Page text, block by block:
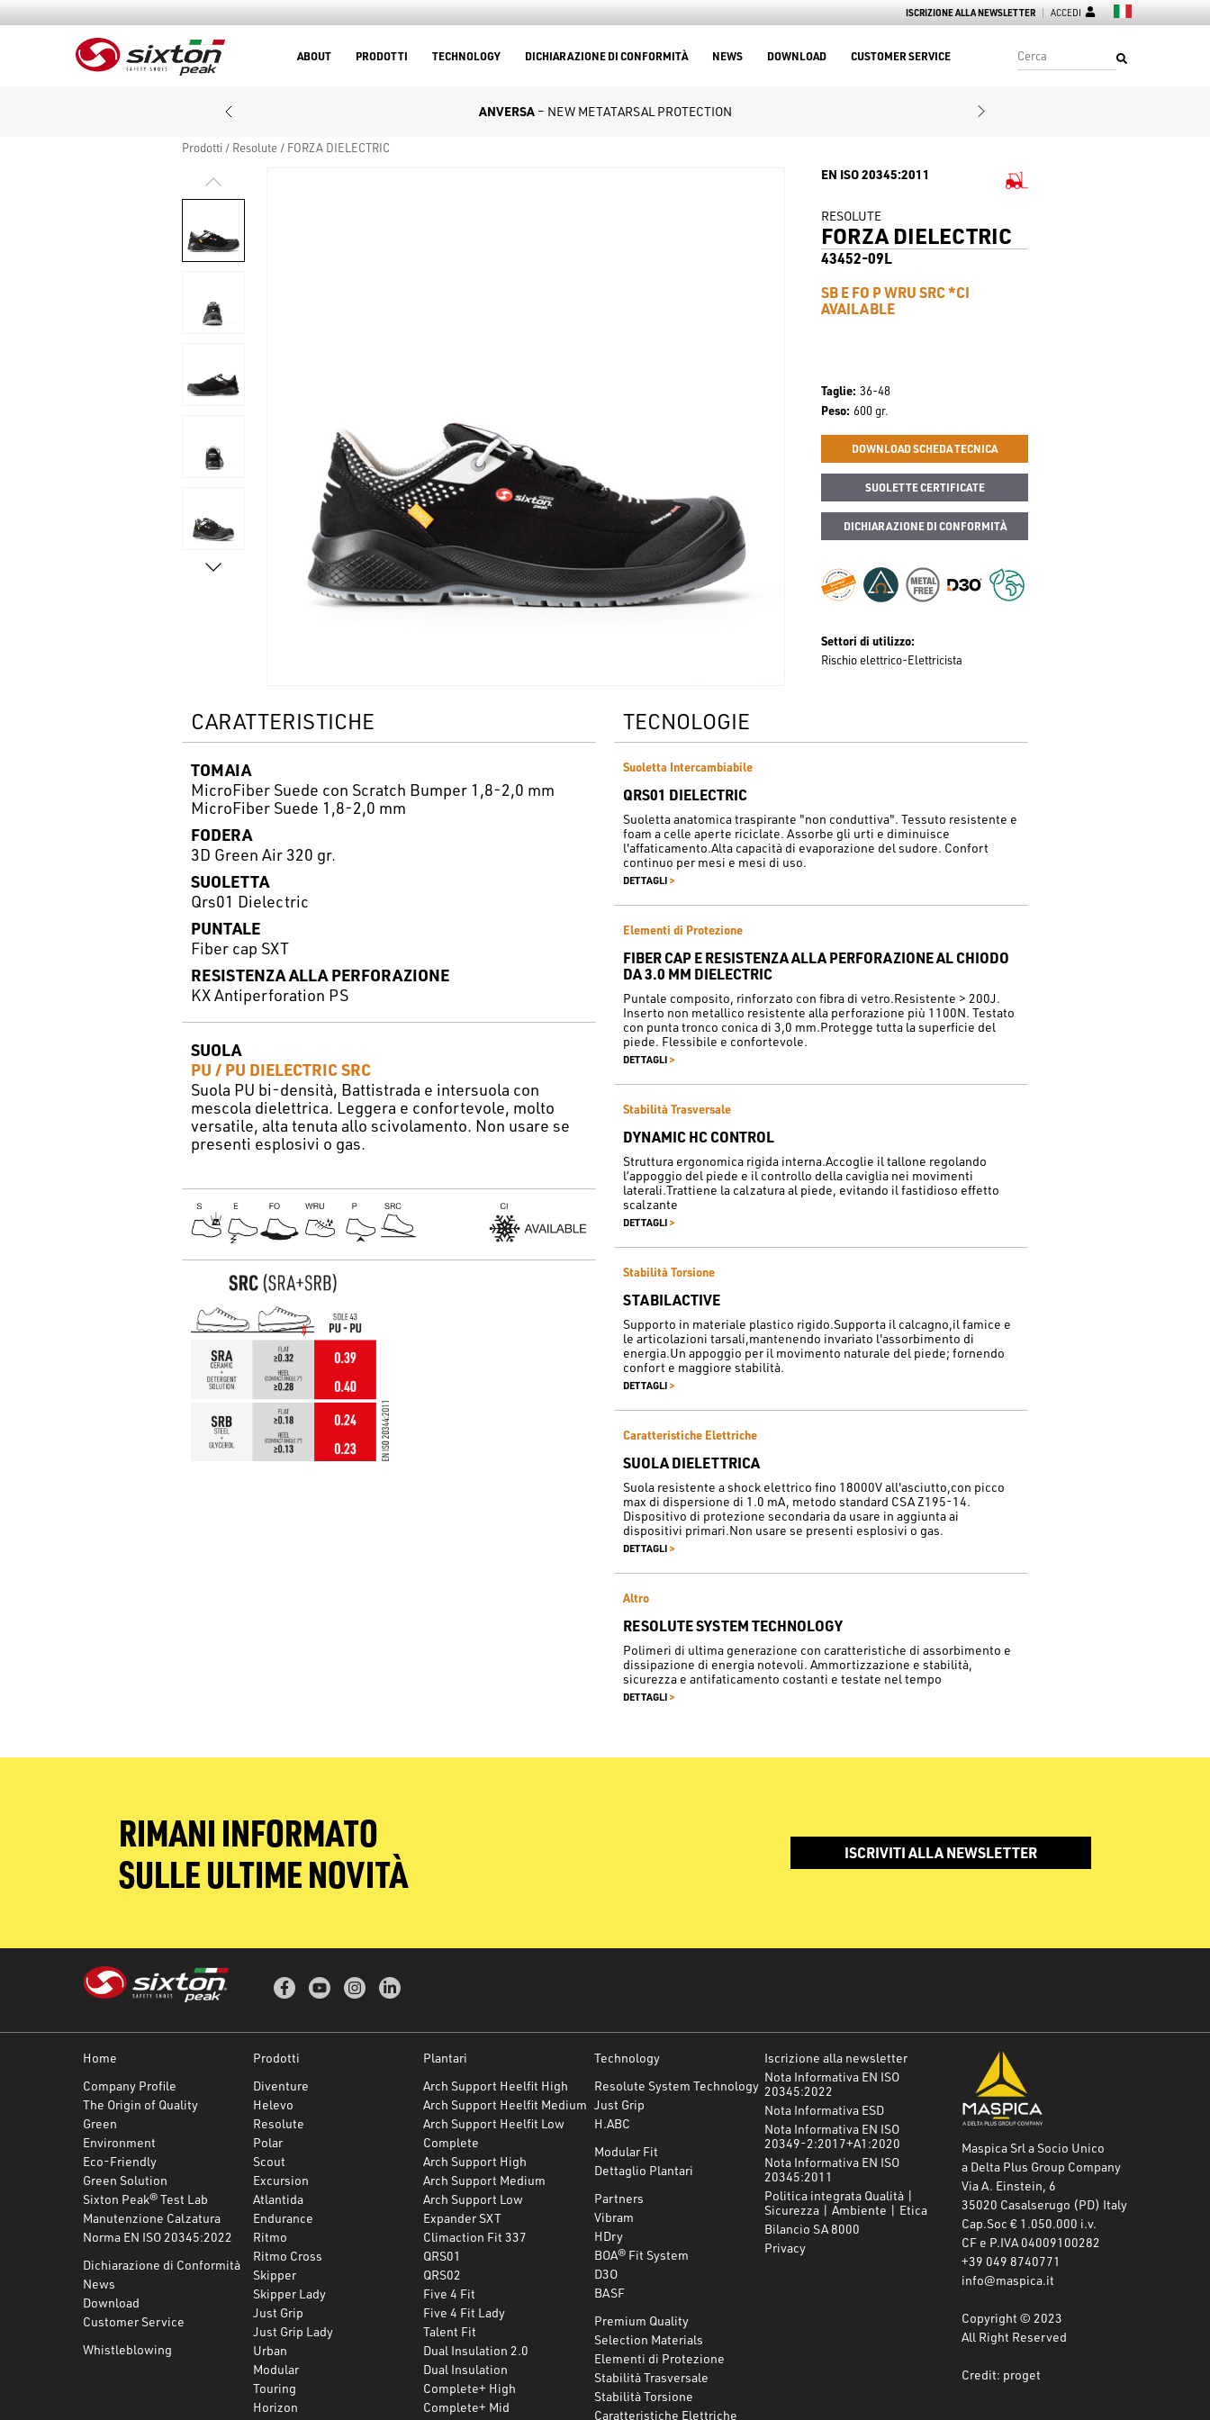
ISCRIZIONE ALLA NEWSLETTER ACCEDI
ABOUT PRODOTTI TECHNOLOGY DICHIARAZIONE DI CONFORMITÀ NEWS DOWNLOAD CUSTOMER SERVICE
ANVERSA – NEW METATARSAL PROTECTION
Prodotti Resolute FORZA DIELECTRIC
EN ISO 20345:2011
RESOLUTE
FORZA DIELECTRIC
43452-09L
SB E FO P WRU SRC *CI
AVAILABLE
Taglie 36-48
Peso 600 gr.
DOWNLOAD SCHEDA TECNICA
SUOLETTE CERTIFICATE
DICHIARAZIONE DI CONFORMITÀ
Settori di utilizzo
Rischio elettrico-Elettricista
CARATTERISTICHE
TOMAIA
MicroFiber Suede con Scratch Bumper 1,8-2,0 mm
MicroFiber Suede 1,8-2,0 mm
FODERA
3D Green Air 320 gr.
SUOLETTA
Qrs01 Dielectric
PUNTALE
Fiber cap SXT
RESISTENZA ALLA PERFORAZIONE
KX Antiperforation PS
SUOLA
PU / PU DIELECTRIC SRC
Suola PU bi-densità, Battistrada e intersuola con
mescola dielettrica. Leggera e confortevole, molto
versatile, alta tenuta allo scivolamento. Non usare se
presenti esplosivi o gas.
TECNOLOGIE
Suoletta Intercambiabile
QRS01 DIELECTRIC
Suoletta anatomica traspirante "non conduttiva". Tessuto resistente e
foam a celle aperte riciclate. Assorbe gli urti e diminuisce
l'affaticamento.Alta capacità di evaporazione del sudore. Confort
continuo per mesi e mesi di uso.
DETTAGLI >
Elementi di Protezione
FIBER CAP E RESISTENZA ALLA PERFORAZIONE AL CHIODO
DA 3.0 MM DIELECTRIC
Puntale composito, rinforzato con fibra di vetro.Resistente > 200J.
Inserto non metallico resistente alla perforazione più 1100N. Testato
con punta tronco conica di 3,0 mm.Protegge tutta la superficie del
piede. Flessibile e confortevole.
DETTAGLI >
Stabilità Trasversale
DYNAMIC HC CONTROL
Struttura ergonomica rigida interna.Accoglie il tallone regolando
l’appoggio del piede e il controllo della caviglia nei movimenti
laterali.Trattiene la calzatura al piede, evitando il fastidioso effetto
scalzante
DETTAGLI >
Stabilità Torsione
STABILACTIVE
Supporto in materiale plastico rigido.Supporta il calcagno,il famice e
le articolazioni tarsali,mantenendo invariato l'assorbimento di
energia.Un appoggio per il movimento naturale del piede; fornendo
confort e maggiore stabilità.
DETTAGLI >
Caratteristiche Elettriche
SUOLA DIELETTRICA
Suola resistente a shock elettrico fino 18000V all'asciutto,con picco
max di dispersione di 1.0 mA, metodo standard CSA Z195-14.
Dispositivo di protezione secondaria da usare in aggiunta ai
dispositivi primari.Non usare se presenti esplosivi o gas.
DETTAGLI >
Altro
RESOLUTE SYSTEM TECHNOLOGY
Polimeri di ultima generazione con caratteristiche di assorbimento e
dissipazione di energia notevoli. Ammortizzazione e stabilità,
sicurezza e antifaticamento costanti e testate nel tempo
DETTAGLI >
RIMANI INFORMATO
SULLE ULTIME NOVITÀ
ISCRIVITI ALLA NEWSLETTER
Home
Company Profile
The Origin of Quality
Green
Environment
Eco-Friendly
Green Solution
Sixton Peak® Test Lab
Manutenzione Calzatura
Norma EN ISO 20345:2022
Dichiarazione di Conformità
News
Download
Customer Service
Whistleblowing
Prodotti
Diventure
Helevo
Resolute
Polar
Scout
Excursion
Atlantida
Endurance
Ritmo
Ritmo Cross
Skipper
Skipper Lady
Just Grip
Just Grip Lady
Urban
Modular
Touring
Horizon
Plantari
Arch Support Heelfit High
Arch Support Heelfit Medium
Arch Support Heelfit Low
Complete
Arch Support High
Arch Support Medium
Arch Support Low
Expander SXT
Climaction Fit 337
QRS01
QRS02
Five 4 Fit
Five 4 Fit Lady
Talent Fit
Dual Insulation 2.0
Dual Insulation
Complete+ High
Complete+ Mid
Technology
Resolute System Technology
Just Grip
H.ABC
Modular Fit
Dettaglio Plantari
Partners
Vibram
HDry
BOA® Fit System
D3O
BASF
Premium Quality
Selection Materials
Elementi di Protezione
Stabilità Trasversale
Stabilità Torsione
Caratteristiche Elettriche
Iscrizione alla newsletter
Nota Informativa EN ISO
20345:2022
Nota Informativa ESD
Nota Informativa EN ISO
20349-2:2017+A1:2020
Nota Informativa EN ISO
20345:2011
Politica integrata Qualità |
Sicurezza | Ambiente | Etica
Bilancio SA 8000
Privacy
Maspica Srl a Socio Unico
a Delta Plus Group Company
Via A. Einstein, 6
35020 Casalserugo (PD) Italy
Cap.Soc € 1.050.000 i.v.
CF e P.IVA 04009100282
+39 049 8740771
info@maspica.it
Copyright © 2023
All Right Reserved
Credit: proget